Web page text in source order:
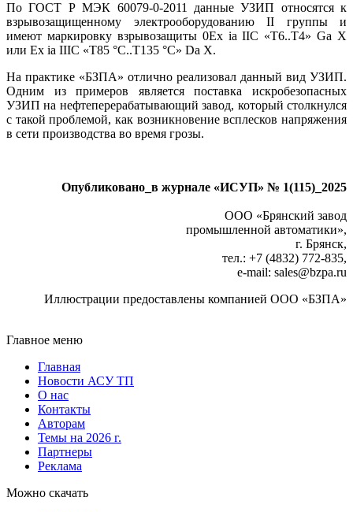
По ГОСТ Р МЭК 60079-0-2011 данные УЗИП относятся к
взрывозащищенному электрооборудованию II группы и
имеют маркировку взрывозащиты 0Ex ia IIC «T6..T4» Ga X
или Ex ia IIIC «T85 °C..T135 °C» Da X.
На практике «БЗПА» отлично реализовал данный вид УЗИП.
Одним из примеров является поставка искробезопасных
УЗИП на нефтеперерабатывающий завод, который столкнулся
с такой проблемой, как возникновение всплесков напряжения
в се­ти производства во время грозы.
Опубликовано_в журнале «ИСУП» № 1(115)_2025
ООО «Брянский завод
промышленной автоматики»,
г. Брянск,
тел.: +7 (4832) 772-835,
e-mail: sales@bzpa.ru
Иллюстрации предоставлены компанией ООО «БЗПА»
Главное меню
Главная
Новости АСУ ТП
О нас
Контакты
Авторам
Темы на 2026 г.
Партнеры
Реклама
Можно скачать